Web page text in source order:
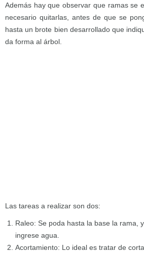
Además hay que observar que ramas se
necesario quitarlas, antes de que se
hasta un brote bien desarrollado que
da forma al árbol.
Las tareas a realizar son dos:
Raleo: Se poda hasta la base la rama,
ingrese agua.
Acortamiento: Lo ideal es tratar de